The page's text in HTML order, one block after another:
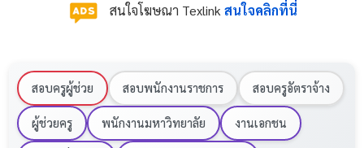
สนใจโฆษณา Texlink สนใจคลิกที่นี่
สอบครูผู้ช่วย สอบพนักงานราชการ สอบครูอัตราจ้าง
ผู้ช่วยครู พนักงานมหาวิทยาลัย งานเอกชน